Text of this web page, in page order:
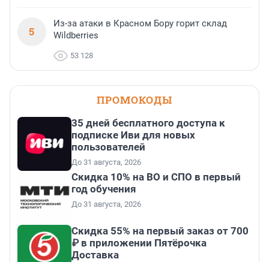
5
Из-за атаки в Красном Бору горит склад
Wildberries
53 128
ПРОМОКОДЫ
35 дней бесплатного доступа к
подписке Иви для новых
пользователей
До 31 августа, 2026
Скидка 10% на ВО и СПО в первый
год обучения
До 31 августа, 2026
Скидка 55% на первый заказ от 700
₽ в приложении Пятёрочка
Доставка